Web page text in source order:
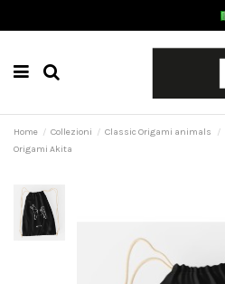
Home Collezioni Classic Origami animals
Origami Akita